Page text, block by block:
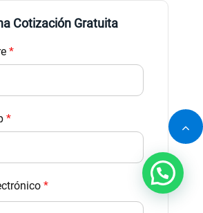
Cotización Gratuita
*
*
*